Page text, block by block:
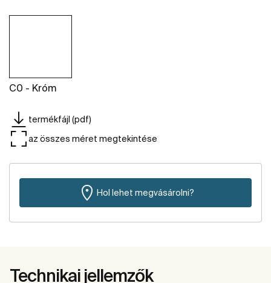
C0 - Króm
termékfájl (pdf)
az összes méret megtekintése
Hol lehet megvásárolni?
Technikai jellemzők